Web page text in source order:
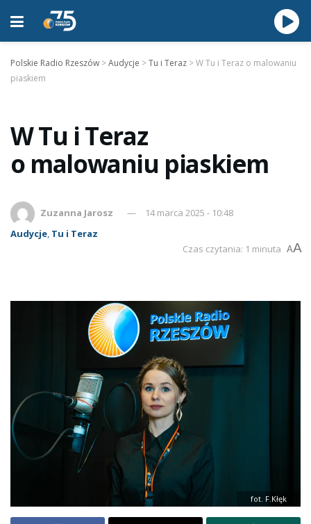
Polskie Radio Rzeszów >Audycje >Tu i Teraz >W Tu i Teraz o malowaniu
piaskiem
W Tu i Teraz
o malowaniu piaskiem
Zuzanna Jarosz
14 marca 2025 - 10:48
Audycje, Tu i Teraz
Czas czytania: 1 minuta AA
fot. F.Kłęk